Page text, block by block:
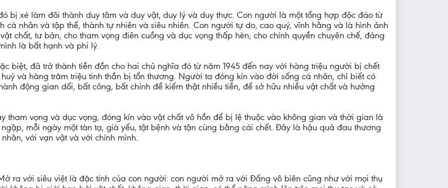
bị xé làm đôi thành duy tâm và duy vật, duy lý và duy thực. Con người là một tổng hợp độc đáo từ
nhân và tập thể, thành tự nhiên và siêu nhiên. Con người tự do, cao quý, vĩnh hằng và là hình ảnh
chất, tư bản, cho tham vọng điên cuồng và dục vọng thấp hèn, cho chính quyền chuyên chế, đảng
là bất hạnh và phi lý.
biệt, đã trở thành tiền đồn cho hai chủ nghĩa đó từ năm 1945 đến nay với hàng triệu người bị chết
và hàng trăm triệu tinh thần bị tổn thương. Người ta đóng kín vào đời sống cá nhân, chỉ biết có
động gian dối, bất công, bất chính để kiếm thật nhiều tiền, để sở hữu nhiều vật chất và hưởng
tham vọng và dục vọng, đóng kín vào vật chất vô hồn để bị lệ thuộc vào không gian và thời gian là
mỗi ngày một tàn tạ, già yếu, tật bệnh và tận cùng bằng cái chết. Đây là hậu quả đau thương
với vạn vật và với chính mình.
ra với siêu việt là đặc tính của con người: con người mở ra với Đấng vô biên cũng như với mọi thụ